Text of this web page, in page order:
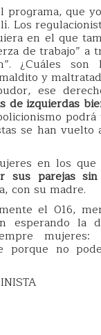
programa, que
Los
en el que
de trabajo”
¿Cuáles
y
ese
de izquierdas
se han vuelto
en los
sus parejas
con su madre.
el 016,
esperando
mujeres:
porque no